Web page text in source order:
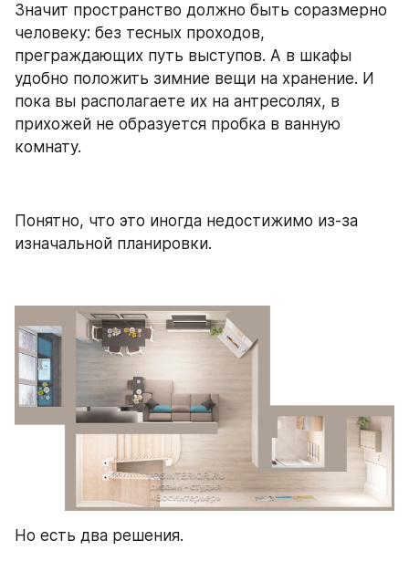
Значит пространство должно быть соразмерно
человеку: без тесных проходов,
преграждающих путь выступов. А в шкафы
удобно положить зимние вещи на хранение. И
пока вы располагаете их на антресолях, в
прихожей не образуется пробка в ванную
комнату.
Понятно, что это иногда недостижимо из-за
изначальной планировки.
Но есть два решения.